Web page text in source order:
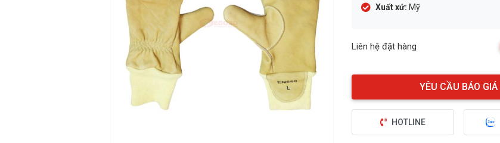
Xuất xứ: Mỹ
Liên hệ đặt hàng
HOTLINE